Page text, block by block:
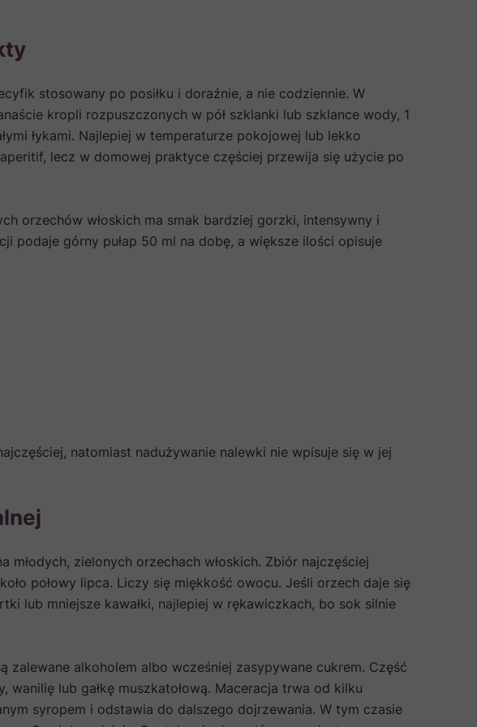
stosowany po posiłku i doraźnie, a nie codziennie. W
kropli rozpuszczonych w pół szklanki lub szklance wody, 1
łykami. Najlepiej w temperaturze pokojowej lub lekko
lecz w domowej praktyce częściej przewija się użycie po
orzechów włoskich ma smak bardziej gorzki, intensywny i
podaje górny pułap 50 ml na dobę, a większe ilości opisuje
natomiast nadużywanie nalewki nie wpisuje się w jej
zielonych orzechach włoskich. Zbiór najczęściej
połowy lipca. Liczy się miękkość owocu. Jeśli orzech daje się
lub mniejsze kawałki, najlepiej w rękawiczkach, bo sok silnie
alkoholem albo wcześniej zasypywane cukrem. Część
lub gałkę muszkatołową. Maceracja trwa od kilku
syropem i odstawia do dalszego dojrzewania. W tym czasie